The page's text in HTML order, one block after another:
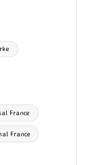
France
France